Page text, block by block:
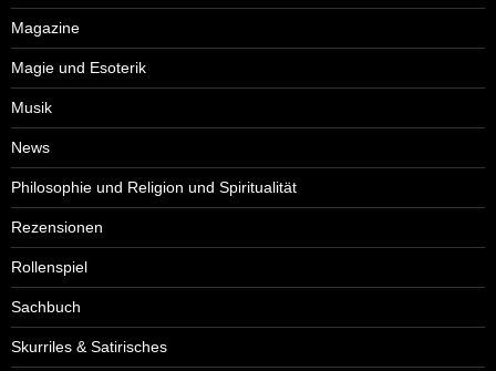
Magazine
Magie und Esoterik
Musik
News
Philosophie und Religion und Spiritualität
Rezensionen
Rollenspiel
Sachbuch
Skurriles & Satirisches